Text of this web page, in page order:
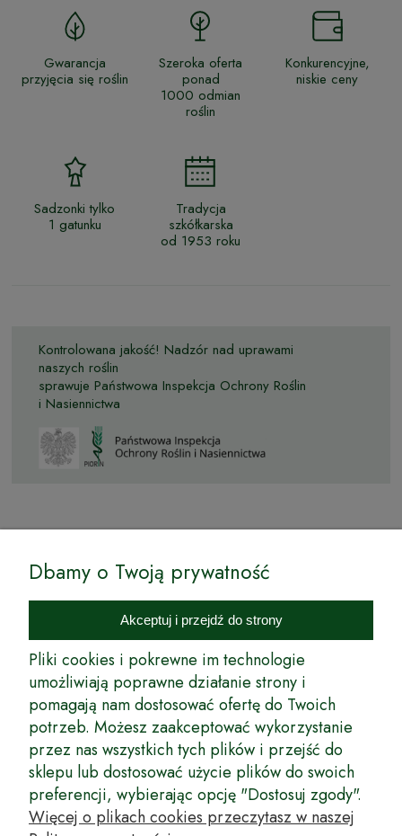
Gwarancja
przyjęcia się roślin
Szeroka oferta
ponad
1000 odmian
roślin
Konkurencyjne,
niskie ceny
Sadzonki tylko
1 gatunku
Tradycja
szkółkarska
od 1953 roku
Kontrolowana jakość! Nadzór nad uprawami
naszych roślin
sprawuje Państwowa Inspekcja Ochrony Roślin
i Nasiennictwa
Internetowy Sklep Ogrodniczy Podkarpackie Sady to inicjatywa
podkarpackich szkółkarzy, której zamierzeniem jest wprowadzenie na
rynek wysokiej jakości drzewek owocowych, drzewek ozdobnych oraz
innych produktów pozwalających na uprawianie zarówno małych, jak
i dużych sadów oraz ogrodów.
Wspólnie stworzyliśmy dla Państwa kompleksową ofertę - wspaniałe
produkty, dary ziemi ze szkółek drzewek ozdobnych i owocowych,
których tradycje sięgają roku 1953. Drzewka produkowane są
z najwyższą starannością przez trzecie pokolenie plantatorów.
Długoletnie Doświadczenie sprawiło, że wszystkie drzewka cechuje
duża odporność na zmienne warunki atmosferyczne naszego klimatu
oraz niezwykły urodzaj. W ofercie naszego internetowego sklepu
ogrodniczego: drzewka owocowe, krzewy owocowe, drzewka
Dbamy o Twoją prywatność
Akceptuj i przejdź do strony
Pliki cookies i pokrewne im technologie
umożliwiają poprawne działanie strony i
pomagają nam dostosować ofertę do Twoich
potrzeb. Możesz zaakceptować wykorzystanie
przez nas wszystkich tych plików i przejść do
sklepu lub dostosować użycie plików do swoich
preferencji, wybierając opcję "Dostosuj zgody".
Więcej o plikach cookies przeczytasz w naszej